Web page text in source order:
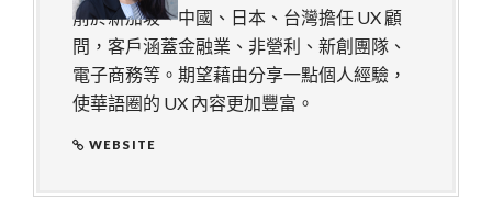
前於新加坡、中國、日本、台灣擔任 UX 顧
問，客戶涵蓋金融業、非營利、新創團隊、
電子商務等。期望藉由分享一點個人經驗，
使華語圈的 UX 內容更加豐富。
WEBSITE